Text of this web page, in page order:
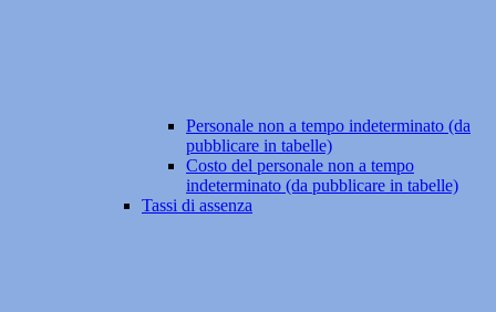
Personale non a tempo indeterminato (da
pubblicare in tabelle)
Costo del personale non a tempo
indeterminato (da pubblicare in tabelle)
Tassi di assenza